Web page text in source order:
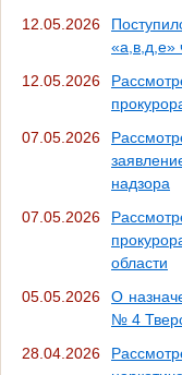
12.05.2026
«а,в,д,е»
12.05.2026
07.05.2026
надзора
07.05.2026
области
05.05.2026
О
№ 4
28.04.2026